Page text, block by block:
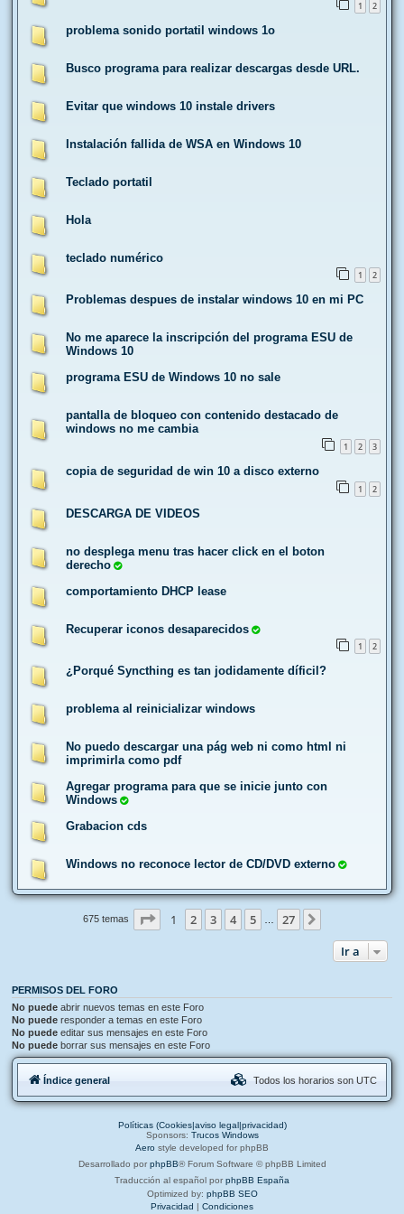
1 2
problema sonido portatil windows 1o
Busco programa para realizar descargas desde URL.
Evitar que windows 10 instale drivers
Instalación fallida de WSA en Windows 10
Teclado portatil
Hola
teclado numérico
1 2
Problemas despues de instalar windows 10 en mi PC
No me aparece la inscripción del programa ESU de
Windows 10
programa ESU de Windows 10 no sale
pantalla de bloqueo con contenido destacado de
windows no me cambia
1 2 3
copia de seguridad de win 10 a disco externo
1 2
DESCARGA DE VIDEOS
no desplega menu tras hacer click en el boton
derecho
comportamiento DHCP lease
Recuperar iconos desaparecidos
1 2
¿Porqué Syncthing es tan jodidamente díficil?
problema al reinicializar windows
No puedo descargar una pág web ni como html ni
imprimirla como pdf
Agregar programa para que se inicie junto con
Windows
Grabacion cds
Windows no reconoce lector de CD/DVD externo
675 temas Página de 27
1 2 3 4 5 27
Ir a
PERMISOS DEL FORO
No puede abrir nuevos temas en este Foro
No puede responder a temas en este Foro
No puede editar sus mensajes en este Foro
No puede borrar sus mensajes en este Foro
Índice general Todos los horarios son UTC
Políticas (Cookies|aviso legal|privacidad)
Sponsors: Trucos Windows
Aero style developed for phpBB
Desarrollado por phpBB® Forum Software © phpBB Limited
Traducción al español por phpBB España
Optimized by: phpBB SEO
Privacidad | Condiciones